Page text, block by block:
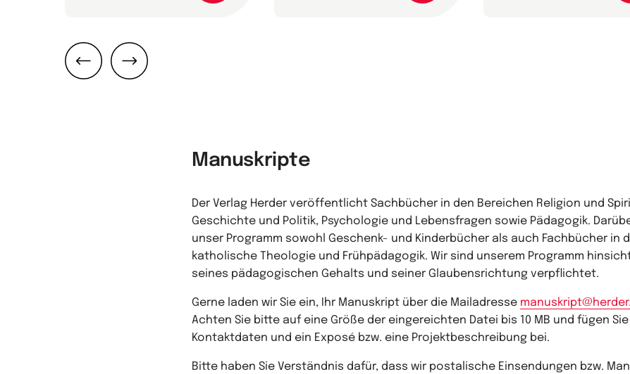
Manuskripte
Der Verlag Herder veröffentlicht Sachbücher in den Bereichen Religion und
Geschichte und Politik, Psychologie und Lebensfragen sowie Pädagogik.
unser Programm sowohl Geschenk- und Kinderbücher als auch Fachbücher in
katholische Theologie und Frühpädagogik. Wir sind unserem Programm
seines pädagogischen Gehalts und seiner Glaubensrichtung verpflichtet.
Gerne laden wir Sie ein, Ihr Manuskript über die Mailadresse
Achten Sie bitte auf eine Größe der eingereichten Datei bis 10 MB und fügen
Kontaktdaten und ein Exposé bzw. eine Projektbeschreibung bei.
Bitte haben Sie Verständnis dafür, dass wir postalische Einsendungen bzw.